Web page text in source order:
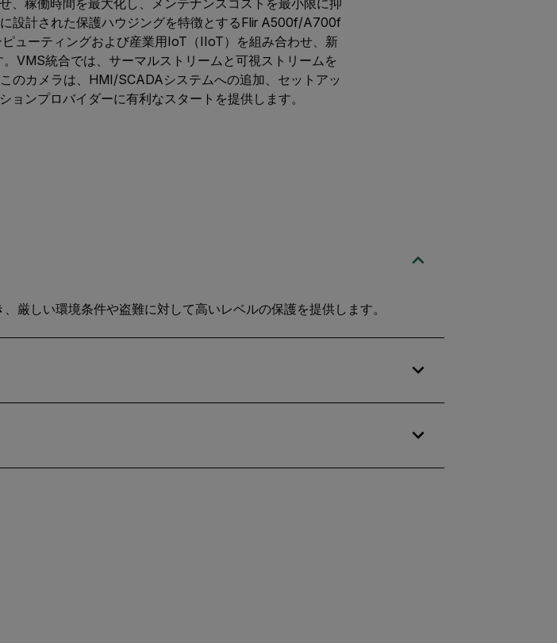
設計された保護ハウジングを特徴とするFlir A500f/A700f
ューティングおよび産業用IoT（IIoT）を組み合わせ、新
VMS統合では、サーマルストリームと可視ストリームを
のカメラは、HMI/SCADAシステムへの追加、セットアッ
ンプロバイダーに有利なスタートを提供します。
厳しい環境条件や盗難に対して高いレベルの保護を提供します。